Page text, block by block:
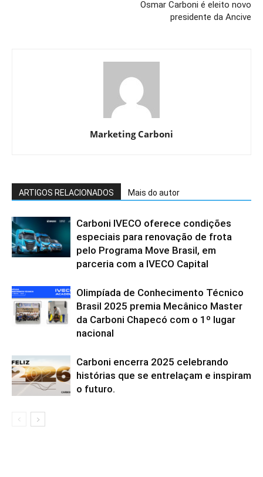
Osmar Carboni é eleito novo
presidente da Ancive
Marketing Carboni
ARTIGOS RELACIONADOS Mais do autor
Carboni IVECO oferece condições
especiais para renovação de frota
pelo Programa Move Brasil, em
parceria com a IVECO Capital
Olimpíada de Conhecimento Técnico
Brasil 2025 premia Mecânico Master
da Carboni Chapecó com o 1º lugar
nacional
Carboni encerra 2025 celebrando
histórias que se entrelaçam e inspiram
o futuro.